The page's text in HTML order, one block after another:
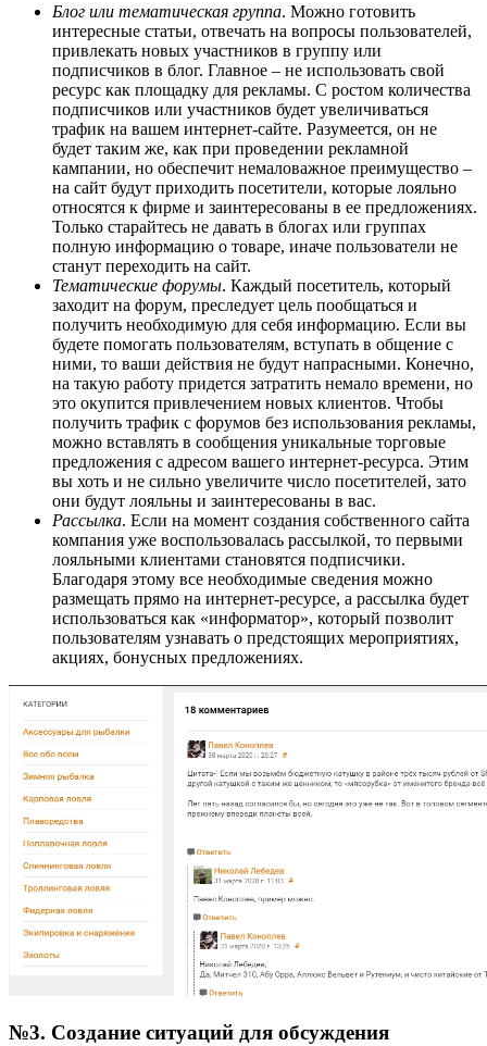
Блог или тематическая группа. Можно готовить
интересные статьи, отвечать на вопросы пользователей,
привлекать новых участников в группу или
подписчиков в блог. Главное – не использовать свой
ресурс как площадку для рекламы. С ростом количества
подписчиков или участников будет увеличиваться
трафик на вашем интернет-сайте. Разумеется, он не
будет таким же, как при проведении рекламной
кампании, но обеспечит немаловажное преимущество –
на сайт будут приходить посетители, которые лояльно
относятся к фирме и заинтересованы в ее предложениях.
Только старайтесь не давать в блогах или группах
полную информацию о товаре, иначе пользователи не
станут переходить на сайт.
Тематические форумы. Каждый посетитель, который
заходит на форум, преследует цель пообщаться и
получить необходимую для себя информацию. Если вы
будете помогать пользователям, вступать в общение с
ними, то ваши действия не будут напрасными. Конечно,
на такую работу придется затратить немало времени, но
это окупится привлечением новых клиентов. Чтобы
получить трафик с форумов без использования рекламы,
можно вставлять в сообщения уникальные торговые
предложения с адресом вашего интернет-ресурса. Этим
вы хоть и не сильно увеличите число посетителей, зато
они будут лояльны и заинтересованы в вас.
Рассылка. Если на момент создания собственного сайта
компания уже воспользовалась рассылкой, то первыми
лояльными клиентами становятся подписчики.
Благодаря этому все необходимые сведения можно
размещать прямо на интернет-ресурсе, а рассылка будет
использоваться как «информатор», который позволит
пользователям узнавать о предстоящих мероприятиях,
акциях, бонусных предложениях.
№3. Создание ситуаций для обсуждения